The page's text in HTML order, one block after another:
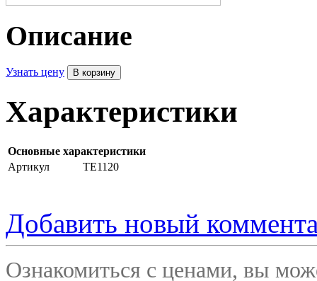
Описание
Узнать цену
Характеристики
Основные характеристики
Артикул
TE1120
Добавить новый
Ознакомиться с ценами, вы